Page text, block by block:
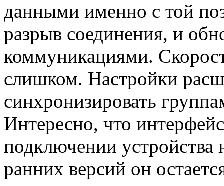
данными именно с той
разрыв соединения, и
коммуникациями.
слишком. Настройки
синхронизировать
Интересно, что
подключении устройства
ранних версий он